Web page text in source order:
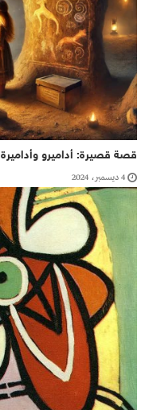
قصة قصيرة: أداميرو وأداميرة
4 ديسمبر، 2024